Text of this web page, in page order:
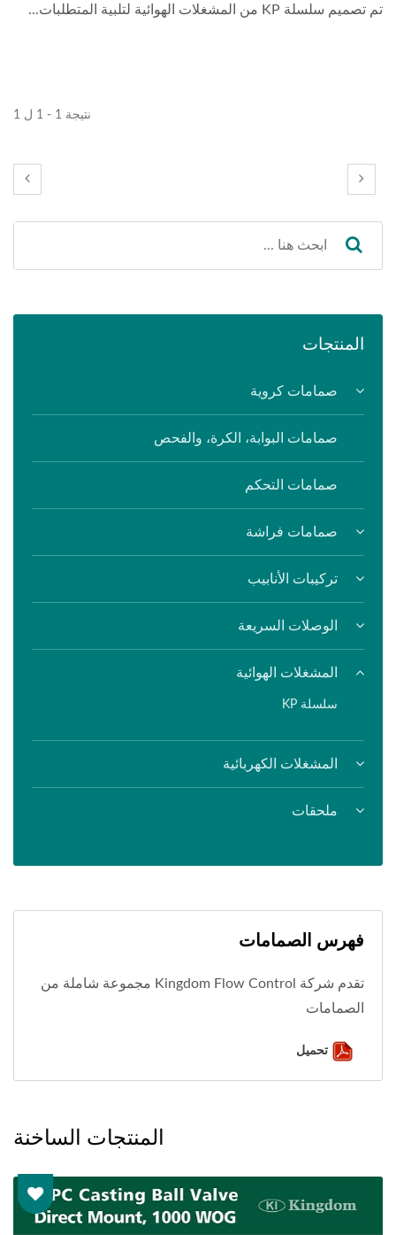
تم تصميم سلسلة KP من المشغلات الهوائية لتلبية المتطلبات...
نتيجة 1 - 1 ل 1
المنتجات
صمامات كروية
صمامات البوابة، الكرة، والفحص
صمامات التحكم
صمامات فراشة
تركيبات الأنابيب
الوصلات السريعة
المشغلات الهوائية
سلسلة KP
المشغلات الكهربائية
ملحقات
فهرس الصمامات
تقدم شركة Kingdom Flow Control مجموعة شاملة من
الصمامات
تحميل
المنتجات الساخنة